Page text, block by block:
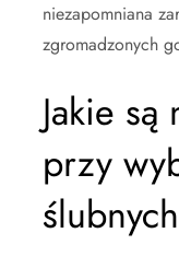
niezapomniana
zgromadzonych
Jakie są
przy